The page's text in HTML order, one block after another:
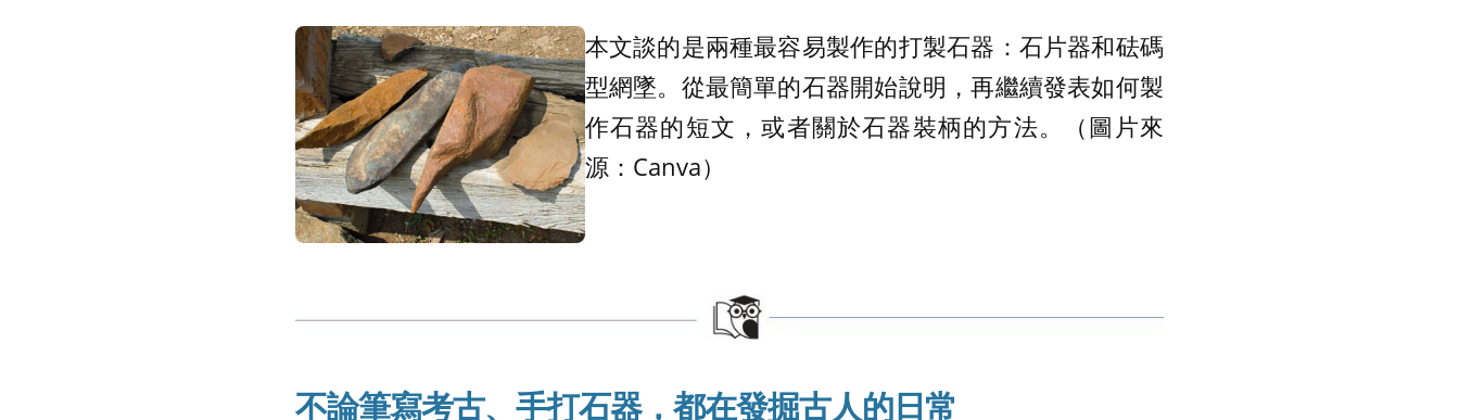
本文談的是兩種最容易製作的打製石器：石片器和砝碼
型網墜。從最簡單的石器開始說明，再繼續發表如何製
作石器的短文，或者關於石器裝柄的方法。（圖片來
源：Canva）
不論筆寫考古、手打石器，都在發掘古人的日常